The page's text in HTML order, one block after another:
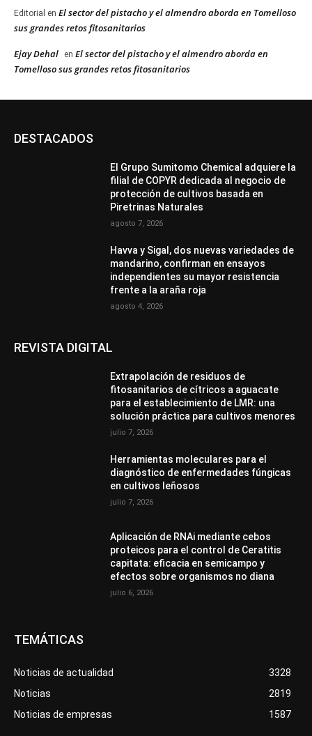
Editorial en El sector del pistacho y el almendro aborda en Tomelloso
sus grandes retos fitosanitarios
Ejay Dehal en El sector del pistacho y el almendro aborda en
Tomelloso sus grandes retos fitosanitarios
DESTACADOS
El Grupo Sumitomo Chemical adquiere la
filial de COPYR dedicada al negocio de
protección de cultivos basada en
Piretrinas Naturales
agosto 7, 2026
Havva y Sigal, dos nuevas variedades de
mandarino, confirman en ensayos
independientes su mayor resistencia
frente a la araña roja
agosto 4, 2026
REVISTA DIGITAL
Extrapolación de residuos de
fitosanitarios de cítricos a aguacate
para el establecimiento de LMR: una
solución práctica para cultivos menores
julio 7, 2026
Herramientas moleculares para el
diagnóstico de enfermedades fúngicas
en cultivos leñosos
julio 7, 2026
Aplicación de RNAi mediante cebos
proteicos para el control de Ceratitis
capitata: eficacia en semicampo y
efectos sobre organismos no diana
julio 6, 2026
TEMÁTICAS
Noticias de actualidad
3328
Noticias
2819
Noticias de empresas
1587